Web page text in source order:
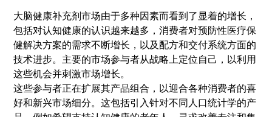
大脑健康补充剂市场由于多种因素而看到了显着的增长，
包括对认知健康的认识越来越多，消费者对预防性医疗保
健解决方案的需求不断增长，以及配方和交付系统方面的
技术进步。主要的市场参与者从战略上定位自己，以利用
这些机会并刺激市场增长。
这些参与者正在扩展其产品组合，以迎合各种消费者的喜
好和新兴市场细分。这包括引入针对不同人口统计学的产